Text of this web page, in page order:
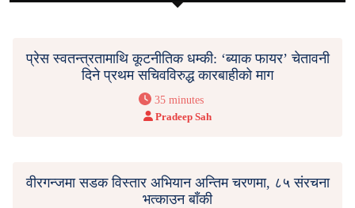
प्रेस स्वतन्त्रतामाथि कूटनीतिक धम्की: ‘ब्याक फायर’ चेतावनी
दिने प्रथम सचिवविरुद्ध कारबाहीको माग
35 minutes
Pradeep Sah
वीरगन्जमा सडक विस्तार अभियान अन्तिम चरणमा, ८५ संरचना
भत्काउन बाँकी